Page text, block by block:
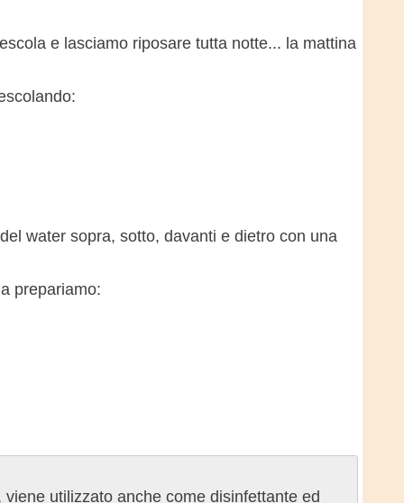
e lasciamo riposare tutta notte... la mattina
water sopra, sotto, davanti e dietro con una
prepariamo:
utilizzato anche come disinfettante ed